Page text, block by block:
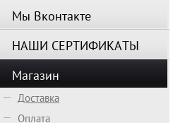
Мы Вконтакте
НАШИ СЕРТИФИКАТЫ
Магазин
Доставка
Оплата